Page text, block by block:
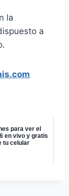
la
a
para ver el
en vivo y gratis
tu celular